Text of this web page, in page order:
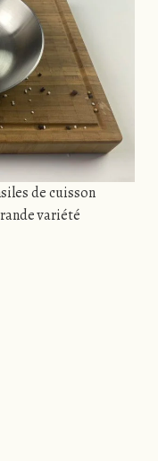
de cuisson
variété